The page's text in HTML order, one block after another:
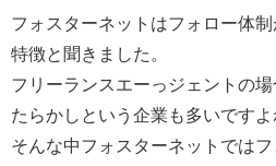
フォスターネットはフォロー体
特徴と聞きました。
フリーランスエーっジェントの
たらかしという企業も多いですよ
そんな中フォスターネットでは